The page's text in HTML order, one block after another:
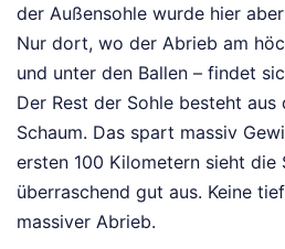
der Außensohle wurde hier
Nur dort, wo der Abrieb am
und unter den Ballen – findet
Der Rest der Sohle besteht
Schaum. Das spart massiv
ersten 100 Kilometern sieht die
überraschend gut aus. Keine
massiver Abrieb.